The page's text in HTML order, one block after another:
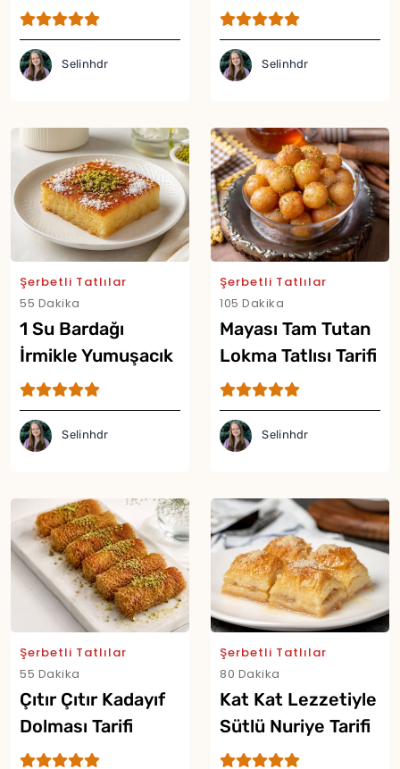
Tatlısı Tarifi
Selinhdr Selinhdr
Şerbetli Tatlılar
55 Dakika
1 Su Bardağı
İrmikle Yumuşacık
Tepsi Tatlısı Tarifi
Selinhdr
Şerbetli Tatlılar
105 Dakika
Mayası Tam Tutan
Lokma Tatlısı Tarifi
Selinhdr
Şerbetli Tatlılar
55 Dakika
Çıtır Çıtır Kadayıf
Dolması Tarifi
Şerbetli Tatlılar
80 Dakika
Kat Kat Lezzetiyle
Sütlü Nuriye Tarifi